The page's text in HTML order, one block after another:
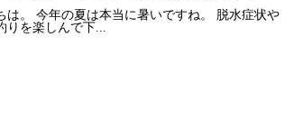
は。 今年の夏は本当に暑いですね。 脱水症状や
りを楽しんで下...